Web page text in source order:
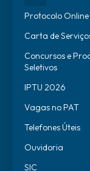
Protocolo Online
Carta de
Concursos e
Seletivos
IPTU 2026
Vagas no PAT
Telefones Úteis
Ouvidoria
SIC